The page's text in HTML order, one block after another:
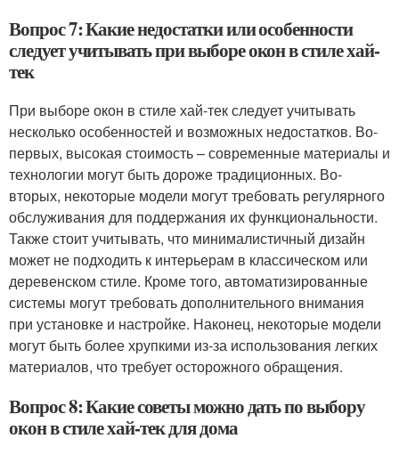
Вопрос 7: Какие недостатки или особенности
следует учитывать при выборе окон в стиле хай-
тек
При выборе окон в стиле хай-тек следует учитывать
несколько особенностей и возможных недостатков. Во-
первых, высокая стоимость – современные материалы и
технологии могут быть дороже традиционных. Во-
вторых, некоторые модели могут требовать регулярного
обслуживания для поддержания их функциональности.
Также стоит учитывать, что минималистичный дизайн
может не подходить к интерьерам в классическом или
деревенском стиле. Кроме того, автоматизированные
системы могут требовать дополнительного внимания
при установке и настройке. Наконец, некоторые модели
могут быть более хрупкими из-за использования легких
материалов, что требует осторожного обращения.
Вопрос 8: Какие советы можно дать по выбору
окон в стиле хай-тек для дома